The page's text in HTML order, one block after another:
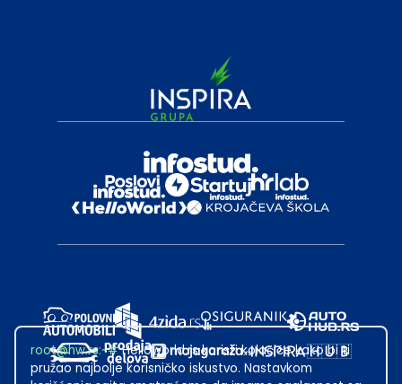
root@hw.rs:~#Helloworld.rs koristi kolačiće kako bi ti
pružao najbolje korisničko iskustvo. Nastavkom